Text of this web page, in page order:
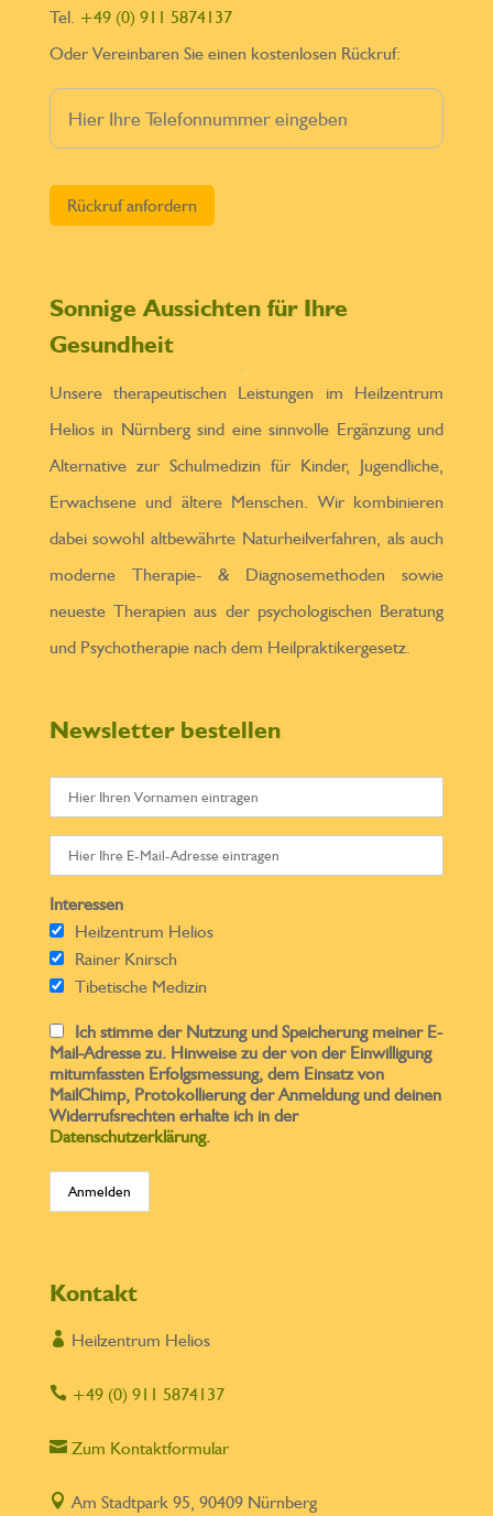
Tel. +49 (0) 911 5874137
Oder Vereinbaren Sie einen kostenlosen Rückruf:
Sonnige Aussichten für Ihre
Gesundheit
Unsere therapeutischen Leistungen im Heilzentrum
Helios in Nürnberg sind eine sinnvolle Ergänzung und
Alternative zur Schulmedizin für Kinder, Jugendliche,
Erwachsene und ältere Menschen. Wir kombinieren
dabei sowohl altbewährte Naturheilverfahren, als auch
moderne Therapie- & Diagnosemethoden sowie
neueste Therapien aus der psychologischen Beratung
und Psychotherapie nach dem Heilpraktikergesetz.
Newsletter bestellen
Interessen
Heilzentrum Helios
Rainer Knirsch
Tibetische Medizin
Ich stimme der Nutzung und Speicherung meiner E-
Mail-Adresse zu. Hinweise zu der von der Einwilligung
mitumfassten Erfolgsmessung, dem Einsatz von
MailChimp, Protokollierung der Anmeldung und deinen
Widerrufsrechten erhalte ich in der
Datenschutzerklärung.
Kontakt
 Heilzentrum Helios
+49 (0) 911 5874137
Zum Kontaktformular
 Am Stadtpark 95, 90409 Nürnberg